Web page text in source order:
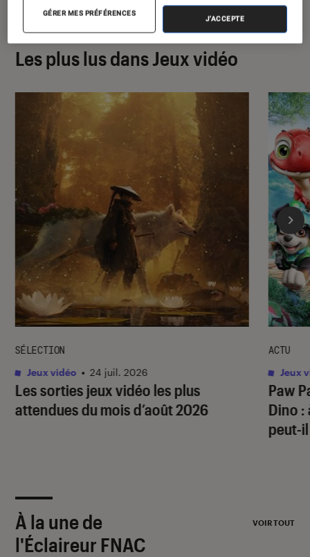
Les plus lus dans Jeux vidéo
Les sorties jeux vidéo les plus
attendues du mois d’août 2026
SÉLECTION
Jeux vidéo • 24 juil. 2026
Paw
Dino :
peut-
ACTU
Jeux
À la une de
l'Éclaireur FNAC
VOIR TOUT
GÉRER MES PRÉFÉRENCES
J'ACCEPTE